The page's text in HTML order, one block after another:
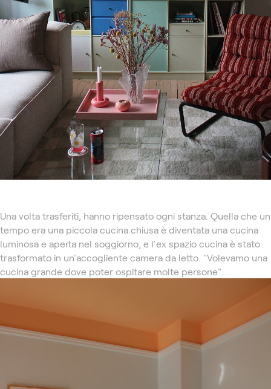
Una volta trasferiti, hanno ripensato ogni stanza. Quella che un
tempo era una piccola cucina chiusa è diventata una cucina
luminosa e aperta nel soggiorno, e l'ex spazio cucina è stato
trasformato in un'accogliente camera da letto. "Volevamo una
cucina grande dove poter ospitare molte persone".